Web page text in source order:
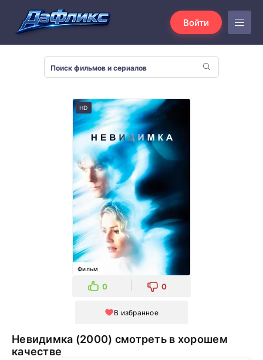
Войти
HD
Фильм
0 0
В избранное
Невидимка (2000) смотреть в хорошем
качестве